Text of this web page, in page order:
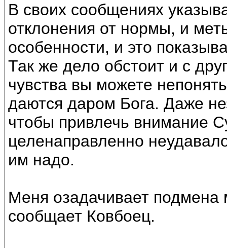
В своих сообщениях
отклонения от нормы, и
особенности, и это
Так же дело обстоит и с
чувства вы можете
даются даром Бога. Даже
чтобы привлечь внимание
целенаправленно
им надо.
Меня озадачивает подмена
сообщает Ковбоец.